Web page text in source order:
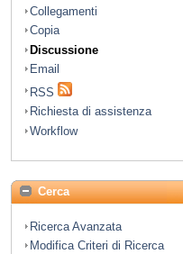
Collegamenti
Copia
Discussione
Email
RSS
Richiesta di assistenza
Workflow
Cerca
Ricerca Avanzata
Modifica Criteri di Ricerca